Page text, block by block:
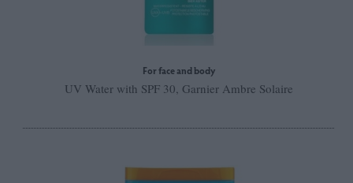
For face and body
UV Water with SPF 30, Garnier Ambre Solaire